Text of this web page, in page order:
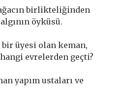
birlikteliğinden
öyküsü.
üyesi olan keman,
evrelerden geçti?
yapım ustaları ve